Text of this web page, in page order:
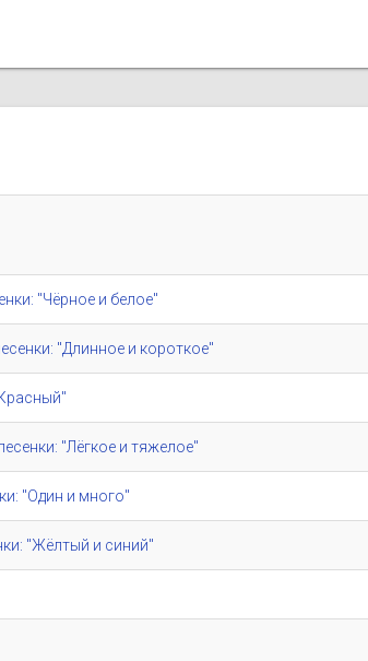
"Чёрное и белое"
"Длинное и короткое"
"Лёгкое и тяжелое"
"Один и много"
"Жёлтый и синий"